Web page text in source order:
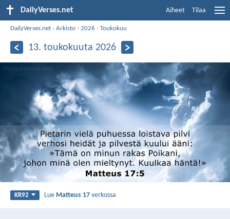
DailyVerses.net Aiheet Tilaa
DailyVerses.net ›Arkisto ›2026 ›Toukokuu
13. toukokuuta 2026
KR92 Lue Matteus 17 verkossa